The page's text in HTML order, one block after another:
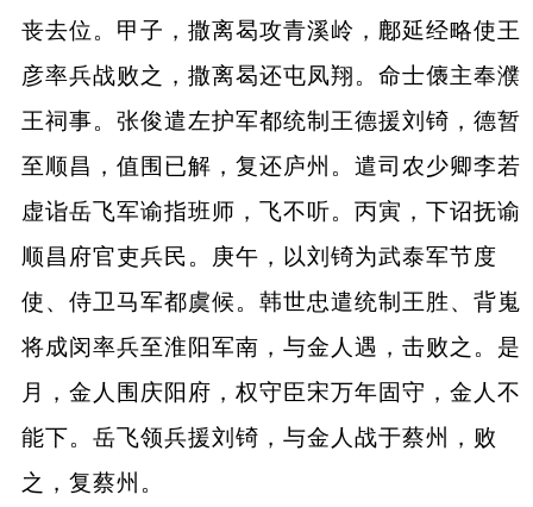
丧去位。甲子，撒离曷攻青溪岭，鄜延经略使王
彦率兵战败之，撒离曷还屯凤翔。命士㒟主奉濮
王祠事。张俊遣左护军都统制王德援刘锜，德暂
至顺昌，值围已解，复还庐州。遣司农少卿李若
虚诣岳飞军谕指班师，飞不听。丙寅，下诏抚谕
顺昌府官吏兵民。庚午，以刘锜为武泰军节度
使、侍卫马军都虞候。韩世忠遣统制王胜、背嵬
将成闵率兵至淮阳军南，与金人遇，击败之。是
月，金人围庆阳府，权守臣宋万年固守，金人不
能下。岳飞领兵援刘锜，与金人战于蔡州，败
之，复蔡州。